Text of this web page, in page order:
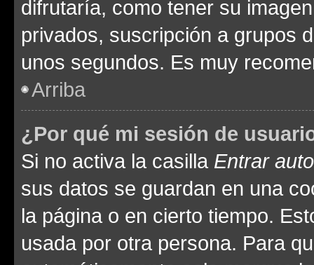
difrutaría, como tener su
privados, suscripción a grupos
unos segundos. Es muy
Arriba
¿Por qué mi sesión de
Si no activa la casilla Entrar
sus datos se guardan en una
la página o en cierto tiempo.
usada por otra persona. Para